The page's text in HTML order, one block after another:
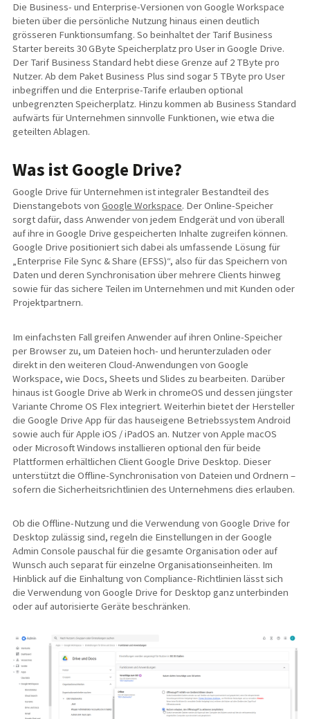
Die Business- und Enterprise-Versionen von Google Workspace
bieten über die persönliche Nutzung hinaus einen deutlich
grösseren Funktionsumfang. So beinhaltet der Tarif Business
Starter bereits 30 GByte Speicherplatz pro User in Google Drive.
Der Tarif Business Standard hebt diese Grenze auf 2 TByte pro
Nutzer. Ab dem Paket Business Plus sind sogar 5 TByte pro User
inbegriffen und die Enterprise-Tarife erlauben optional
unbegrenzten Speicherplatz. Hinzu kommen ab Business Standard
aufwärts für Unternehmen sinnvolle Funktionen, wie etwa die
geteilten Ablagen.
Was ist Google Drive?
Google Drive für Unternehmen ist integraler Bestandteil des
Dienstangebots vonGoogle Workspace. Der Online-Speicher
sorgt dafür, dass Anwender von jedem Endgerät und von überall
auf ihre in Google Drive gespeicherten Inhalte zugreifen können.
Google Drive positioniert sich dabei als umfassende Lösung für
„Enterprise File Sync & Share (EFSS)“, also für das Speichern von
Daten und deren Synchronisation über mehrere Clients hinweg
sowie für das sichere Teilen im Unternehmen und mit Kunden oder
Projektpartnern.
Im einfachsten Fall greifen Anwender auf ihren Online-Speicher
per Browser zu, um Dateien hoch- und herunterzuladen oder
direkt in den weiteren Cloud-Anwendungen von Google
Workspace, wie Docs, Sheets und Slides zu bearbeiten. Darüber
hinaus ist Google Drive ab Werk in chromeOS und dessen jüngster
Variante Chrome OS Flex integriert. Weiterhin bietet der Hersteller
die Google Drive App für das hauseigene Betriebssystem Android
sowie auch für Apple iOS / iPadOS an. Nutzer von Apple macOS
oder Microsoft Windows installieren optional den für beide
Plattformen erhältlichen Client Google Drive Desktop. Dieser
unterstützt die Offline-Synchronisation von Dateien und Ordnern –
sofern die Sicherheitsrichtlinien des Unternehmens dies erlauben.
Ob die Offline-Nutzung und die Verwendung von Google Drive for
Desktop zulässig sind, regeln die Einstellungen in der Google
Admin Console pauschal für die gesamte Organisation oder auf
Wunsch auch separat für einzelne Organisationseinheiten. Im
Hinblick auf die Einhaltung von Compliance-Richtlinien lässt sich
die Verwendung von Google Drive for Desktop ganz unterbinden
oder auf autorisierte Geräte beschränken.